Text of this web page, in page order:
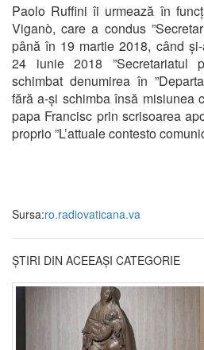
Paolo Ruffini îi urmează în
Viganò, care a condus
până în 19 martie 2018, când
24 iunie 2018 ”Secretariatul
schimbat denumirea în
fără a-și schimba însă misiunea
papa Francisc prin scrisoarea
proprio ”L’attuale contesto
Sursa:ro.radiovaticana.va
ȘTIRI DIN ACEEAȘI CATEGORIE